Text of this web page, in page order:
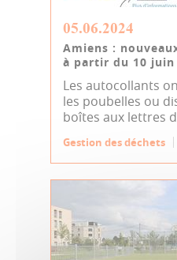
05.06.2024
Amiens :
à partir du 10 juin
Les autocollants
les poubelles ou
boîtes aux lettres
Gestion des déchets